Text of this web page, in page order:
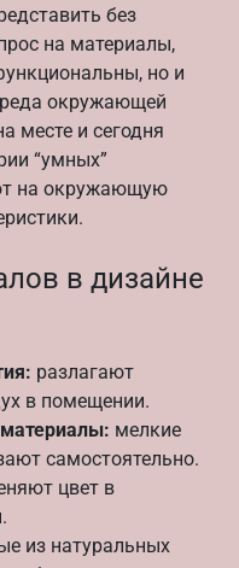
без
на материалы,
но и
окружающей
месте и сегодня
“умных”
на окружающую
в дизайне
разлагают
в помещении.
мелкие
самостоятельно.
цвет в
из натуральных